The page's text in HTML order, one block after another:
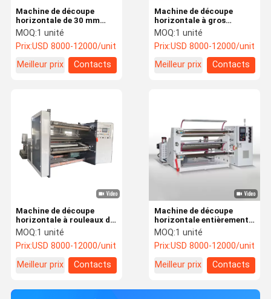
Machine de découpe
horizontale de 30 mm
Machine de découpe de
papier kraft et de film
mince Lamelle circulaire
MOQ:1 unité
Prix:USD 8000-12000/unit
Meilleur prix
Contacts
Machine de découpe
horizontale à gros
rouleaux de diamètre de
haute précision, machine
de découpe de papier
blanc simple légère
MOQ:1 unité
Prix:USD 8000-12000/unit
Meilleur prix
Contacts
Machine de découpe
horizontale à rouleaux de
papier kraft de 600 mm
MOQ:1 unité
Prix:USD 8000-12000/unit
Meilleur prix
Contacts
Machine de découpe
horizontale entièrement
automatique
MOQ:1 unité
Prix:USD 8000-12000/unit
Meilleur prix
Contacts